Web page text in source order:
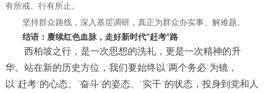
有所戒、行有所止。
坚持群众路线，深入基层调研，真正为群众办实事、解难题。
结语：赓续红色血脉，走好新时代“赶考”路
西柏坡之行，是一次思想的洗礼，更是一次精神的升
华。站在新的历史方位，我们要始终以“两个务必”为镜，
以“赶考”的心态、“奋斗”的姿态、“实干”的状态，投身到党和人